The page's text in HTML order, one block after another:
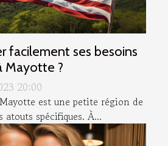
facilement ses besoins
Mayotte ?
20:00
est une petite région de
spécifiques. À...